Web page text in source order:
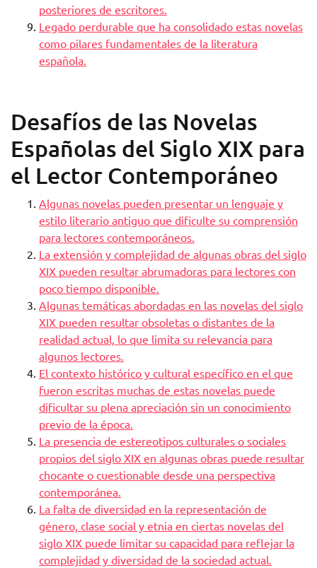
posteriores de escritores.
Legado perdurable que ha consolidado estas novelas
como pilares fundamentales de la literatura
española.
Desafíos de las Novelas
Españolas del Siglo XIX para
el Lector Contemporáneo
Algunas novelas pueden presentar un lenguaje y
estilo literario antiguo que dificulte su comprensión
para lectores contemporáneos.
La extensión y complejidad de algunas obras del siglo
XIX pueden resultar abrumadoras para lectores con
poco tiempo disponible.
Algunas temáticas abordadas en las novelas del siglo
XIX pueden resultar obsoletas o distantes de la
realidad actual, lo que limita su relevancia para
algunos lectores.
El contexto histórico y cultural específico en el que
fueron escritas muchas de estas novelas puede
dificultar su plena apreciación sin un conocimiento
previo de la época.
La presencia de estereotipos culturales o sociales
propios del siglo XIX en algunas obras puede resultar
chocante o cuestionable desde una perspectiva
contemporánea.
La falta de diversidad en la representación de
género, clase social y etnia en ciertas novelas del
siglo XIX puede limitar su capacidad para reflejar la
complejidad y diversidad de la sociedad actual.